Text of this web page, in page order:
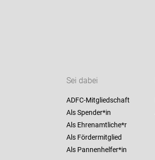
Sei dabei
ADFC-Mitgliedschaft
Als Spender*in
Als Ehrenamtliche*r
Als Fördermitglied
Als Pannenhelfer*in